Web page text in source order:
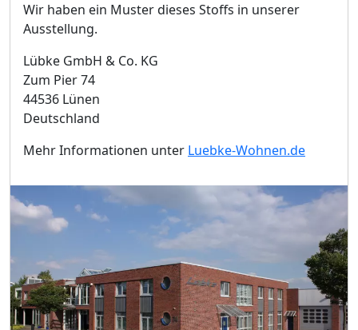
Wir haben ein Muster dieses Stoffs in unserer
Ausstellung.
Lübke GmbH & Co. KG
Zum Pier 74
44536 Lünen
Deutschland
Mehr Informationen unter Luebke-Wohnen.de